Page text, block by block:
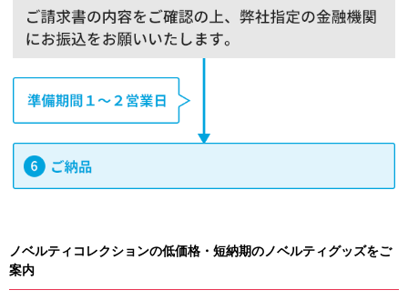
ノベルティコレクションの低価格・短納期のノベルティグッズをご
案内